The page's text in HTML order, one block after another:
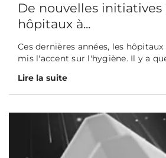
De nouvelles
hôpitaux à...
Ces dernières années, les
mis l'accent sur l'hygiène. Il y a
Lire la suite